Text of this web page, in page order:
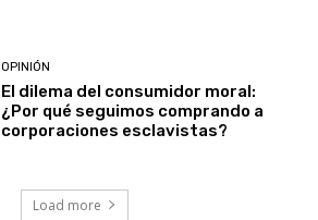
OPINIÓN
El dilema del consumidor moral:
¿Por qué seguimos comprando a
corporaciones esclavistas?
Load more